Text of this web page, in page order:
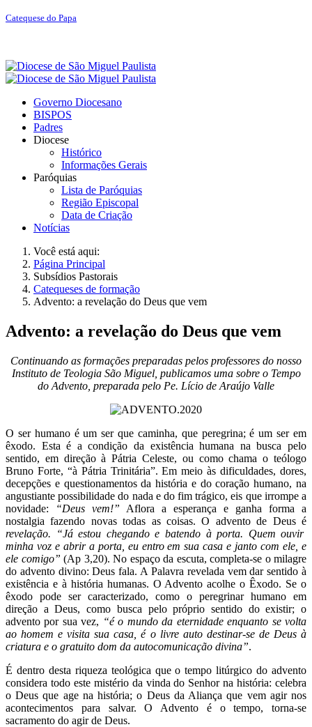
Catequese do Papa
Governo Diocesano
BISPOS
Padres
Diocese
Histórico
Informações Gerais
Paróquias
Lista de Paróquias
Região Episcopal
Data de Criação
Notícias
Você está aqui:
Página Principal
Subsídios Pastorais
Catequeses de formação
Advento: a revelação do Deus que vem
Advento: a revelação do Deus que vem
Continuando as formações preparadas pelos professores do nosso
Instituto de Teologia São Miguel, publicamos uma sobre o Tempo
do Advento, preparada pelo Pe. Lício de Araújo Valle
O ser humano é um ser que caminha, que peregrina; é um ser em
êxodo. Esta é a condição da existência humana na busca pelo
sentido, em direção à Pátria Celeste, ou como chama o teólogo
Bruno Forte, “à Pátria Trinitária”. Em meio às dificuldades, dores,
decepções e questionamentos da história e do coração humano, na
angustiante possibilidade do nada e do fim trágico, eis que irrompe a
novidade:
“Deus vem!” Aflora a esperança e ganha forma a
nostalgia fazendo novas todas as coisas. O advento de Deus é
revelação.
“Já estou chegando e batendo à porta. Quem ouvir
minha voz e abrir a porta, eu entro em sua casa e janto com ele, e
ele comigo” (Ap 3,20). No espaço da escuta, completa-se o milagre
do advento divino: Deus fala. A Palavra revelada vem dar sentido à
existência e à história humanas. O Advento acolhe o Êxodo. Se o
êxodo pode ser caracterizado, como o peregrinar humano em
direção a Deus, como busca pelo próprio sentido do existir; o
advento por sua vez, “é o mundo da eternidade enquanto se volta
ao homem e visita sua casa, é o livre auto destinar-se de Deus à
criatura e o gratuito dom da autocomunicação divina”.
É dentro desta riqueza teológica que o tempo litúrgico do advento
considera todo este mistério da vinda do Senhor na história: celebra
o Deus que age na história; o Deus da Aliança que vem agir nos
acontecimentos para salvar. O Advento é o tempo, torna-se
sacramento do agir de Deus.